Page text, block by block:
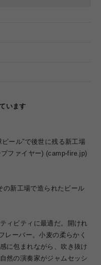
います
ール”で後世に残る新工場
ファイヤー) (camp-fire.jp)
の新工場で造られたビール
ィビティに最適だ。開けれ
レーバー。小麦の柔らかく
に包まれながら、吹き抜け
然の演奏家がジャムセッシ